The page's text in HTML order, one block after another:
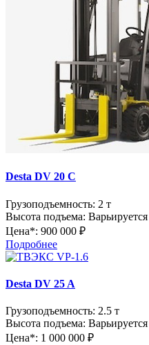
Desta DV 20 C
Грузоподъемность: 2 т
Высота подъема: Варьируется
Цена*: 900 000 ₽
Подробнее
Desta DV 25 A
Грузоподъемность: 2.5 т
Высота подъема: Варьируется
Цена*: 1 000 000 ₽